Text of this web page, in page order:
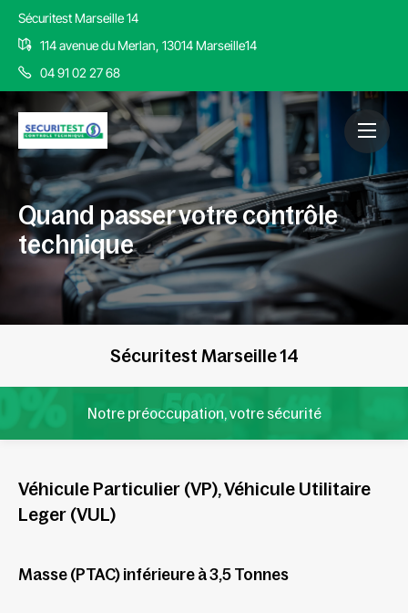
Sécuritest Marseille 14
114 avenue du Merlan, 13014 Marseille14
04 91 02 27 68
Quand passer votre contrôle
technique
Sécuritest Marseille 14
Notre préoccupation, votre sécurité
Véhicule Particulier (VP), Véhicule Utilitaire
Leger (VUL)
Masse (PTAC) inférieure à 3,5 Tonnes